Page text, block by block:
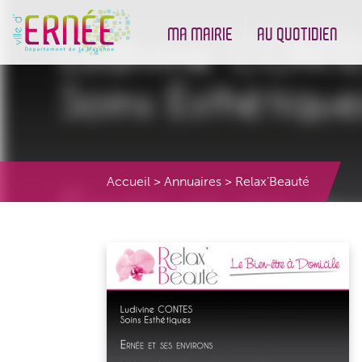
MA MAIRIE AU QUOTIDIEN
Accueil > Annuaires > Relax’Beauté